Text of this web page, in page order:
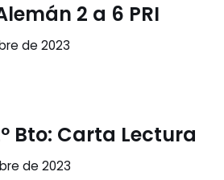
2 a 6 PRI
de 2023
Bto: Carta Lectura
de 2023